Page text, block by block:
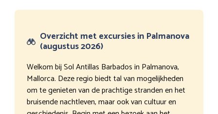
Overzicht met excursies in Palmanova
(augustus 2026)
Welkom bij Sol Antillas Barbados in Palmanova,
Mallorca. Deze regio biedt tal van mogelijkheden
om te genieten van de prachtige stranden en het
bruisende nachtleven, maar ook van cultuur en